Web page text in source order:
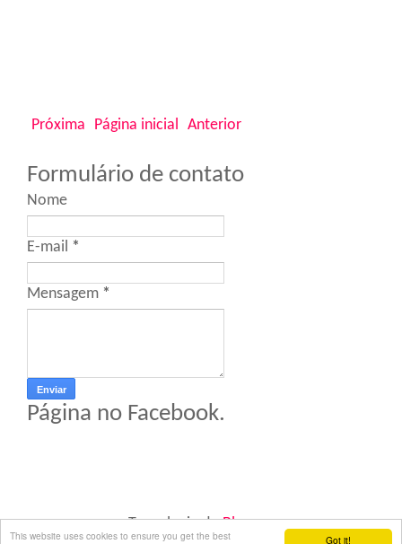
Got it!
This website uses cookies to ensure you get the best
Próxima Anterior
Página inicial
Formulário de contato
Nome
E-mail *
Mensagem *
Página no Facebook.
Tecnologia doBlogger.